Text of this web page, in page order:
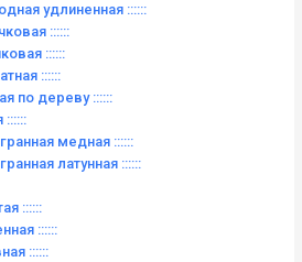
удлиненная ::::::
::::::
::::::
::::::
по дереву ::::::
::::::
медная ::::::
латунная ::::::
::::::
::::::
::::::